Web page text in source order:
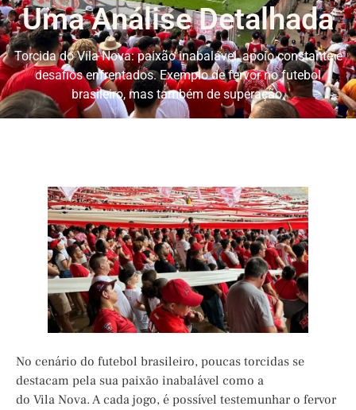
Uma Análise Detalhada
Torcida do Vila Nova: paixão inabalável, apoio constante e
desafios enfrentados. Exemplo de fervor no futebol
brasileiro, mas também de superação.
No cenário do futebol brasileiro, poucas torcidas se
destacam pela sua paixão inabalável como a
do Vila Nova. A cada jogo, é possível testemunhar o fervor